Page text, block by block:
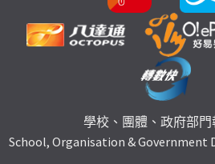
學校、團體、政府部
School, Organisation & Government